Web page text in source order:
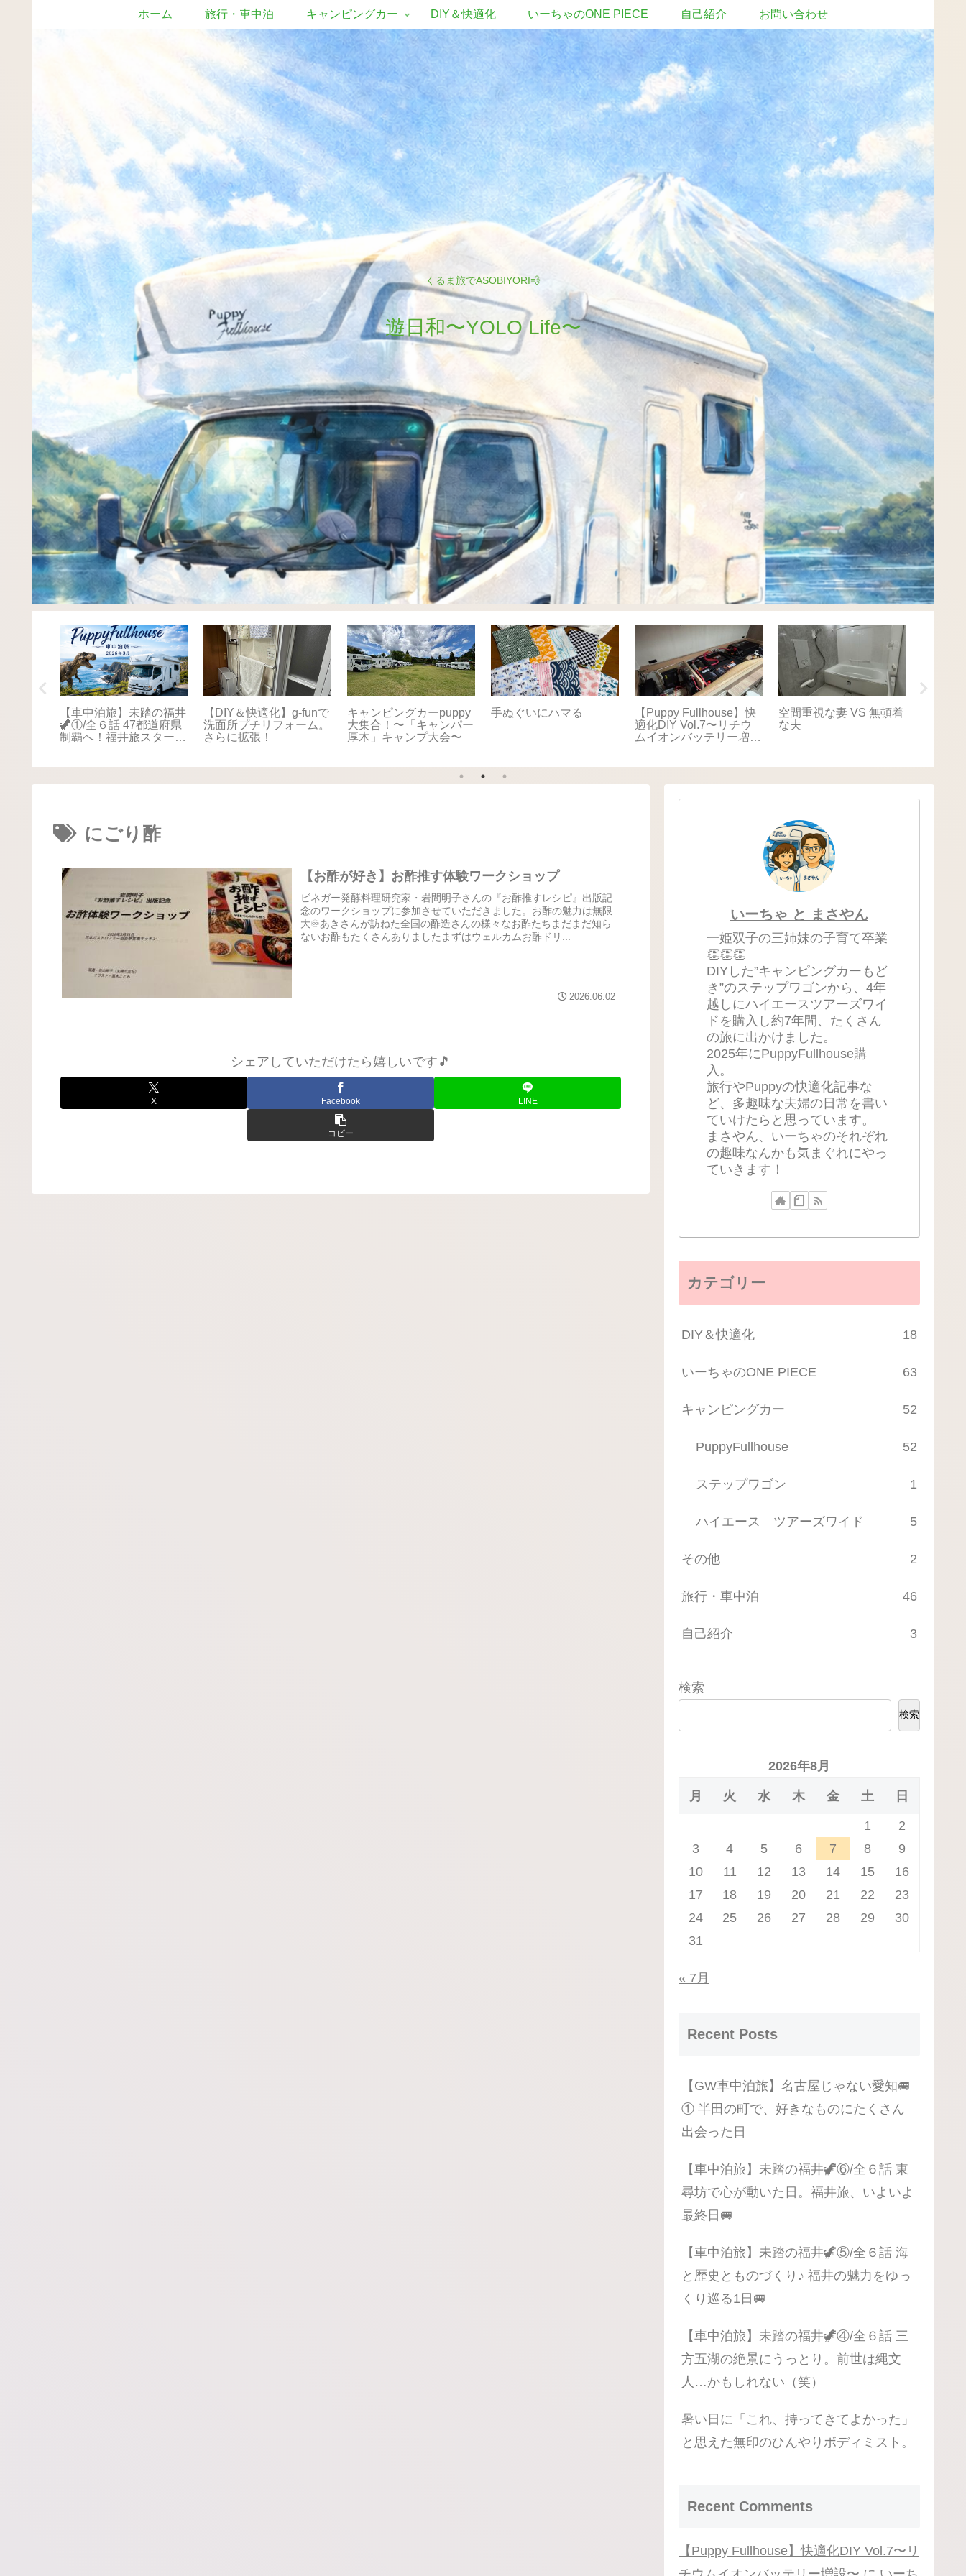
くるま旅でASOBIYORI💨
遊日和〜YOLO Life〜
ホーム 旅行・車中泊 キャンピングカー DIY＆快適化 いーちゃのONE PIECE 自己紹介 お問い合わせ
【車中泊旅】未踏の福井
🦖①/全６話 47都道府県
制覇へ！福井旅スタート
【DIY＆快適化】g-funで
洗面所プチリフォーム。
さらに拡張！
キャンピングカーpuppy
大集合！〜「キャンパー
厚木」キャンプ大会〜
手ぬぐいにハマる
【Puppy Fullhouse】快
適化DIY Vol.7〜リチウ
ムイオンバッテリー増
空間重視な妻 VS 無頓着
な夫
にごり酢
【お酢が好き】お酢推す体験ワークショップ
ビネガー発酵料理研究家・岩間明子さんの『お酢推すレシピ』出版記
念のワークショップに参加させていただきました。お酢の魅力は無限
大♾️あきさんが訪ねた全国の酢造さんの様々なお酢たちまだまだ知ら
ないお酢もたくさんありましたまずはウェルカムお酢ドリ...
2026.06.02
シェアしていただけたら嬉しいです🎵
X Facebook LINE
コピー
いーちゃ と まさやん
一姫双子の三姉妹の子育て卒業
👏👏👏
DIYした”キャンピングカーもど
き”のステップワゴンから、4年
越しにハイエースツアーズワイ
ドを購入し約7年間、たくさん
の旅に出かけました。
2025年にPuppyFullhouse購
入。
旅行やPuppyの快適化記事な
ど、多趣味な夫婦の日常を書い
ていけたらと思っています。
まさやん、いーちゃのそれぞれ
の趣味なんかも気まぐれにやっ
ていきます！
カテゴリー
DIY＆快適化 18
いーちゃのONE PIECE 63
キャンピングカー 52
PuppyFullhouse 52
ステップワゴン 1
ハイエース ツアーズワイド 5
その他 2
旅行・車中泊 46
自己紹介 3
検索
検索
2026年8月
月 火 水 木 金 土 日
1
2
3
4 5 6 7 8
9
10
11 12 13 14 15
16
17
18 19 20 21 22
23
24
25 26 27 28 29
30
31
« 7月
Recent Posts
【GW車中泊旅】名古屋じゃない愛知🚐
① 半田の町で、好きなものにたくさん
出会った日
【車中泊旅】未踏の福井🦖⑥/全６話 東
尋坊で心が動いた日。福井旅、いよいよ
最終日🚐
【車中泊旅】未踏の福井🦖⑤/全６話 海
と歴史とものづくり♪ 福井の魅力をゆっ
くり巡る1日🚐
【車中泊旅】未踏の福井🦖④/全６話 三
方五湖の絶景にうっとり。前世は縄文
人…かもしれない（笑）
暑い日に「これ、持ってきてよかった」
と思えた無印のひんやりボディミスト。
Recent Comments
【Puppy Fullhouse】快適化DIY Vol.7〜リ